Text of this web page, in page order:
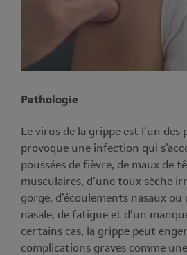
Pathologie
Le virus de la grippe est l’un des
provoque une infection qui
poussées de fièvre, de maux de
musculaires, d’une toux sèche
gorge, d’écoulements nasaux ou
nasale, de fatigue et d’un
certains cas, la grippe peut
complications graves comme